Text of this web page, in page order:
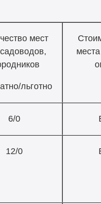
мест
льготно
6/0
12/0